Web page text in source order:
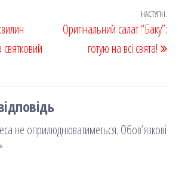
я
НАСТУПН.
Оригінальний салат “Баку”:
готую на всі свята!
не оприлюднюватиметься. Обов’язкові
*